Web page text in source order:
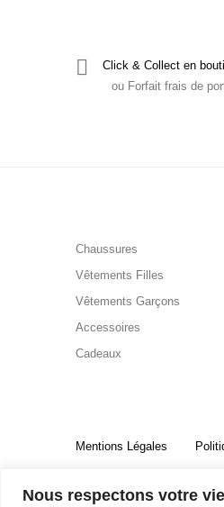
Nous respectons votre
Click & Collect en
ou Forfait frais de
Chaussures
Vêtements Filles
Vêtements Garçons
Accessoires
Cadeaux
Mentions Légales
- Créé avec ♥ à Nancy par